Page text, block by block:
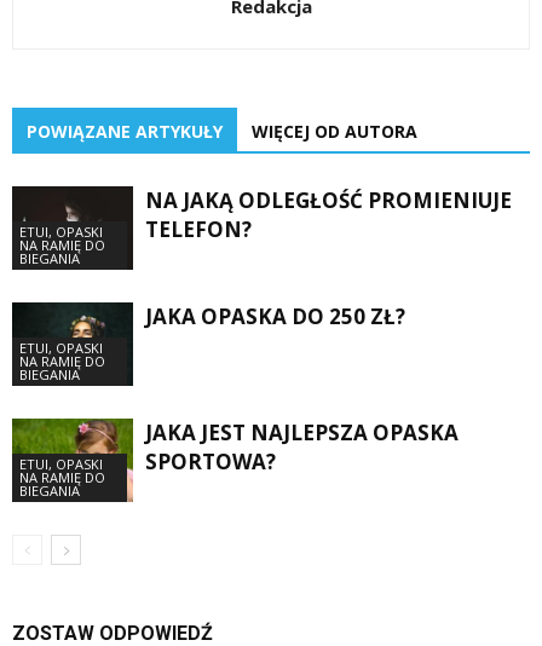
Redakcja
POWIĄZANE ARTYKUŁY WIĘCEJ OD AUTORA
ETUI, OPASKI
NA RAMIĘ DO
BIEGANIA
NA JAKĄ ODLEGŁOŚĆ PROMIENIUJE
TELEFON?
ETUI, OPASKI
NA RAMIĘ DO
BIEGANIA
JAKA OPASKA DO 250 ZŁ?
ETUI, OPASKI
NA RAMIĘ DO
BIEGANIA
JAKA JEST NAJLEPSZA OPASKA
SPORTOWA?
ZOSTAW ODPOWIEDŹ